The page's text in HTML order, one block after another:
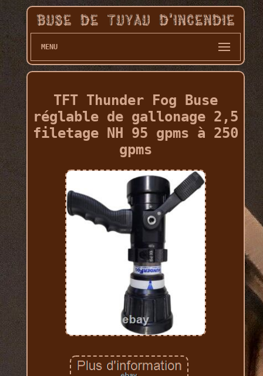
MENU
TFT Thunder Fog Buse
réglable de gallonage 2,5
filetage NH 95 gpms à 250
gpms